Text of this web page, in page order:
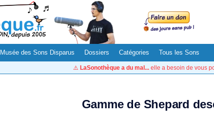
Musée des Sons Disparus Dossiers Catégories Tous les Sons
⚠️ LaSonothèque a du mal... elle a besoin de vous
Gamme de Shepard